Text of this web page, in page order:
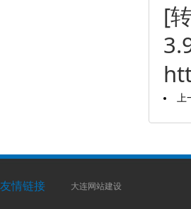
[
上
友情链接 大连网站建设